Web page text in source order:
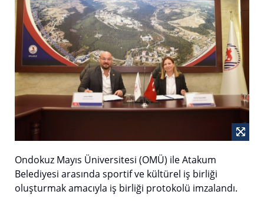
Ondokuz Mayıs Üniversitesi (OMÜ) ile Atakum
Belediyesi arasında sportif ve kültürel iş birliği
oluşturmak amacıyla iş birliği protokolü imzalandı.